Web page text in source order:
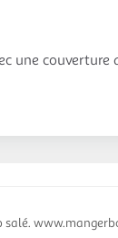
une
salé.